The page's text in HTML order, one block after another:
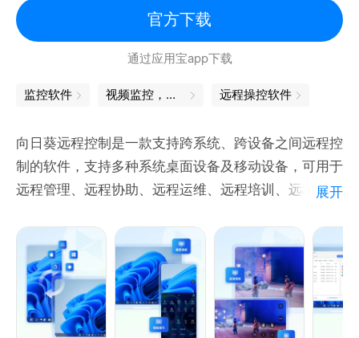
官方下载
通过应用宝app下载
监控软件 视频监控，全方位护航 远程操控软件
向日葵远程控制是一款支持跨系统、跨设备之间远程控
制的软件，支持多种系统桌面设备及移动设备，可用于
远程管理、远程协助、远程运维、远程培训、远程办公
师等群体用户的不二选择。同时兼容RDP协议的安全
认证机制，进一步强化远程连接的安全性。
主要功能：
手机投屏功能：将手机、电脑远程投屏到电脑，支持同
展开